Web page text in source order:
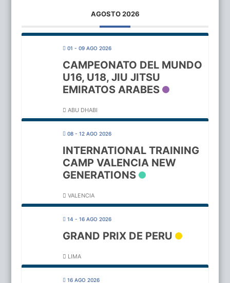
AGOSTO 2026
01 - 09 AGO 2026
CAMPEONATO DEL MUNDO
U16, U18, JIU JITSU
EMIRATOS ARABES
ABU DHABI
08 - 12 AGO 2026
INTERNATIONAL TRAINING
CAMP VALENCIA NEW
GENERATIONS
VALENCIA
14 - 16 AGO 2026
GRAND PRIX DE PERU
LIMA
16 AGO 2026